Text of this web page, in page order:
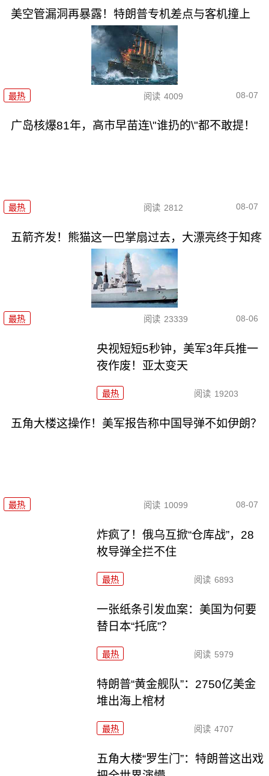
美空管漏洞再暴露！特朗普专机差点与客机撞上
最热 阅读 4009 08-07
广岛核爆81年，高市早苗连\"谁扔的\"都不敢提！
最热 阅读 2812 08-07
五箭齐发！熊猫这一巴掌扇过去，大漂亮终于知疼
最热 阅读 23339 08-06
央视短短5秒钟，美军3年兵推一
夜作废！亚太变天
最热 阅读 19203
五角大楼这操作！美军报告称中国导弹不如伊朗？
最热 阅读 10099 08-07
炸疯了！俄乌互掀“仓库战”，28
枚导弹全拦不住
最热 阅读 6893
一张纸条引发血案：美国为何要
替日本“托底”？
最热 阅读 5979
特朗普“黄金舰队”：2750亿美金
堆出海上棺材
最热 阅读 4707
五角大楼“罗生门”：特朗普这出戏